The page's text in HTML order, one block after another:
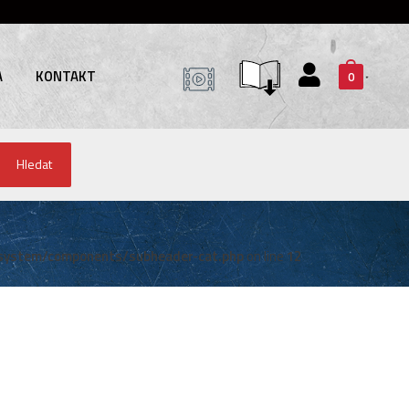
KONTAKT 0
Hledat
components/subheader-cat.phpon line12